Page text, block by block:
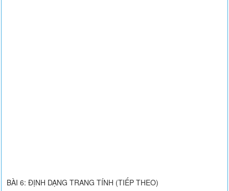
BÀI 6: ĐỊNH DẠNG TRANG TÍNH (TIẾP THEO)